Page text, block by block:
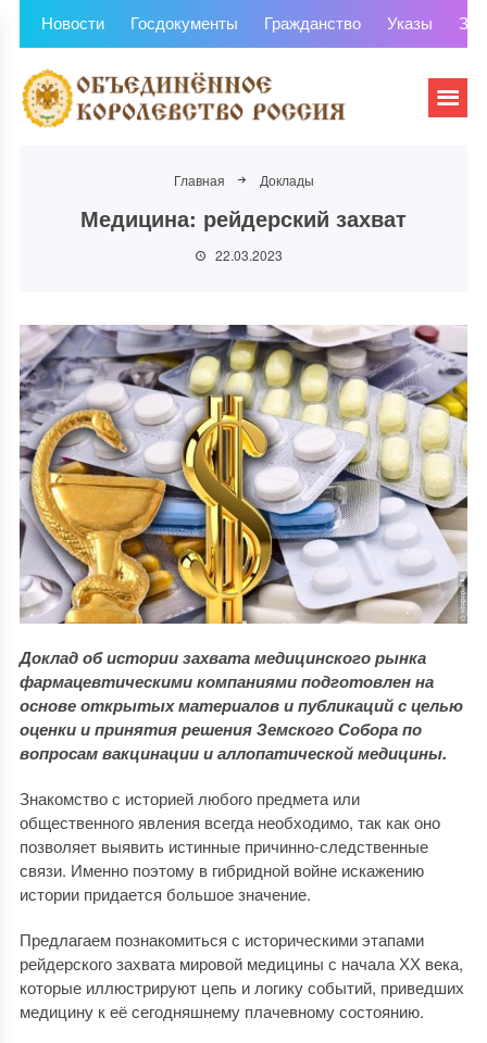
Новости Госдокументы Гражданство Указы
Главная Доклады
Медицина: рейдерский захват
22.03.2023
Доклад об истории захвата медицинского рынка
фармацевтическими компаниями подготовлен на
основе открытых материалов и публикаций с целью
оценки и принятия решения Земского Собора по
вопросам вакцинации и аллопатической медицины.
Знакомство с историей любого предмета или
общественного явления всегда необходимо, так как оно
позволяет выявить истинные причинно-следственные
связи. Именно поэтому в гибридной войне искажению
истории придается большое значение.
Предлагаем познакомиться с историческими этапами
рейдерского захвата мировой медицины с начала ХХ века,
которые иллюстрируют цепь и логику событий, приведших
медицину к её сегодняшнему плачевному состоянию.